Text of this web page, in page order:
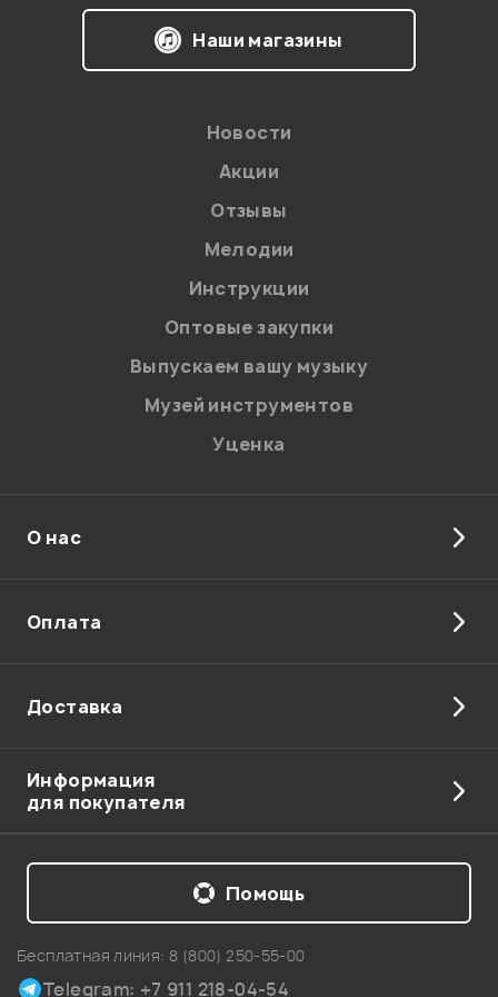
на обработку персональных данных в
Политикой в отношении обработки
персональных данных.
Введите проверочное число:
Отправить
Наши магазины
Новости
Акции
Отзывы
Мелодии
Инструкции
Оптовые закупки
Выпускаем вашу музыку
Музей инструментов
Уценка
О нас
Оплата
Доставка
Информация
для покупателя
Бесплатная линия: 8 (800) 250-55-00
Telegram: +7 911 218-04-54
Помощь